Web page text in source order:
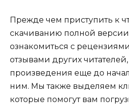
Прежде чем приступить к
скачиванию полной
ознакомиться с
отзывами других
произведения еще до
ним. Мы также выделяем
которые помогут вам